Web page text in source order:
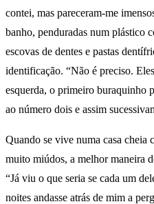
contei, mas pareceram-me
banho, penduradas num plástico
escovas de dentes e pastas
identificação. “Não é preciso.
esquerda, o primeiro buraquinho
ao número dois e assim
Quando se vive numa casa cheia
muito miúdos, a melhor maneira
“Já viu o que seria se cada um
noites andasse atrás de mim a